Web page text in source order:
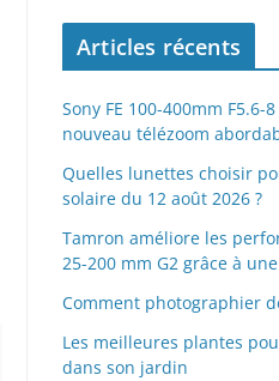
Articles récents
Sony FE 100-400mm F5.6-
nouveau télézoom
Quelles lunettes choisir
solaire du 12 août 2026 ?
Tamron améliore les
25-200 mm G2 grâce à
Comment photographier
Les meilleures plantes
dans son jardin